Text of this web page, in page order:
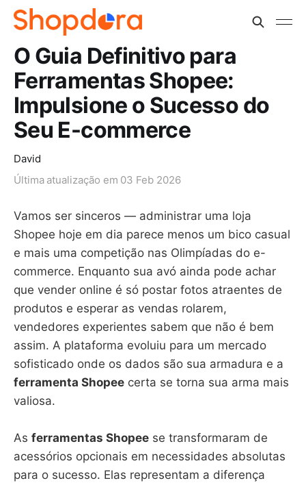
O Guia Definitivo para
Ferramentas Shopee:
Impulsione o Sucesso do
Seu E-commerce
David
Última atualização em 03 Feb 2026
Vamos ser sinceros — administrar uma loja
Shopee hoje em dia parece menos um bico casual
e mais uma competição nas Olimpíadas do e-
commerce. Enquanto sua avó ainda pode achar
que vender online é só postar fotos atraentes de
produtos e esperar as vendas rolarem,
vendedores experientes sabem que não é bem
assim. A plataforma evoluiu para um mercado
sofisticado onde os dados são sua armadura e a
ferramenta Shopee certa se torna sua arma mais
valiosa.
As ferramentas Shopee se transformaram de
acessórios opcionais em necessidades absolutas
para o sucesso. Elas representam a diferença